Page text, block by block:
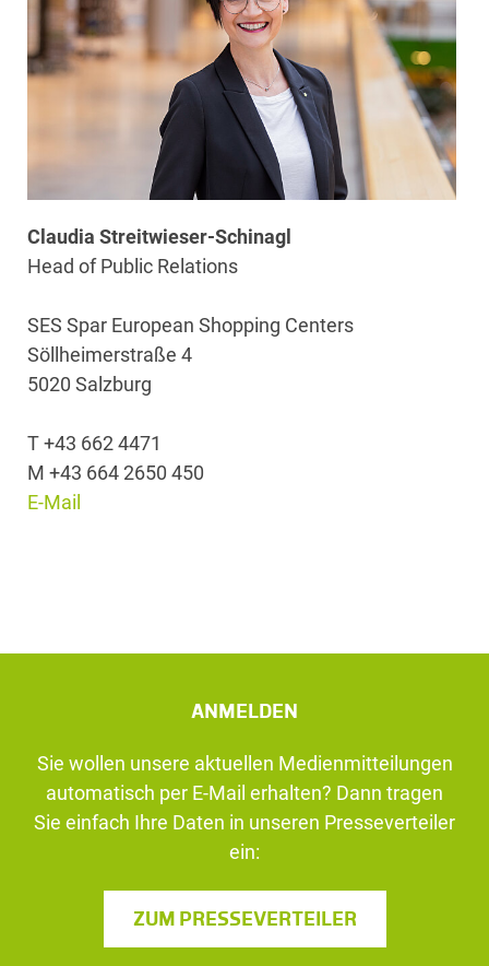
Claudia Streitwieser-Schinagl
Head of Public Relations
SES Spar European Shopping Centers
Söllheimerstraße 4
5020 Salzburg
T +43 662 4471
M +43 664 2650 450
E-Mail
ANMELDEN
Sie wollen unsere aktuellen Medienmitteilungen
automatisch per E-Mail erhalten? Dann tragen
Sie einfach Ihre Daten in unseren Presseverteiler
ein:
ZUM PRESSEVERTEILER